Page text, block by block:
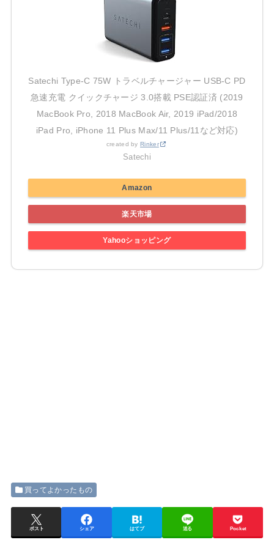
Satechi Type-C 75W トラベルチャージャー USB-C PD
急速充電 クイックチャージ 3.0搭載 PSE認証済 (2019
MacBook Pro, 2018 MacBook Air, 2019 iPad/2018
iPad Pro, iPhone 11 Plus Max/11 Plus/11など対応)
created byRinker
Satechi
Amazon
楽天市場
Yahooショッピング
買ってよかったもの
ポスト シェア はてブ 送る Pocket